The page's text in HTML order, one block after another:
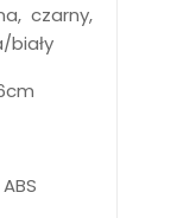
czarny,
biały